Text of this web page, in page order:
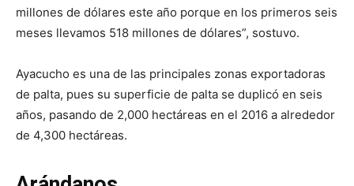
millones de dólares este año porque en los primeros seis
meses llevamos 518 millones de dólares”, sostuvo.
Ayacucho es una de las principales zonas exportadoras
de palta, pues su superficie de palta se duplicó en seis
años, pasando de 2,000 hectáreas en el 2016 a alrededor
de 4,300 hectáreas.